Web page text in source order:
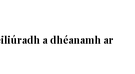
a dhéanamh ar